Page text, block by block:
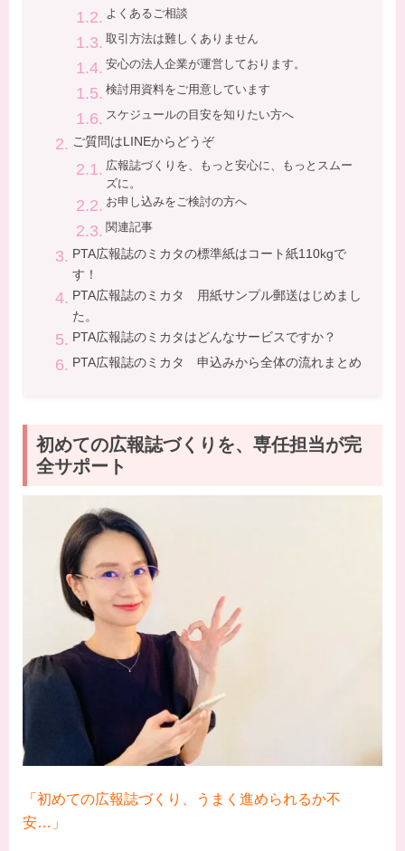
よくあるご相談
取引方法は難しくありません
安心の法人企業が運営しております。
検討用資料をご用意しています
スケジュールの目安を知りたい方へ
ご質問はLINEからどうぞ
広報誌づくりを、もっと安心に、もっとスムー
ズに。
お申し込みをご検討の方へ
関連記事
PTA広報誌のミカタの標準紙はコート紙110kgで
す！
PTA広報誌のミカタ 用紙サンプル郵送はじめまし
た。
PTA広報誌のミカタはどんなサービスですか？
PTA広報誌のミカタ 申込みから全体の流れまとめ
初めての広報誌づくりを、専任担当が完
全サポート
「初めての広報誌づくり、うまく進められるか不
安…」